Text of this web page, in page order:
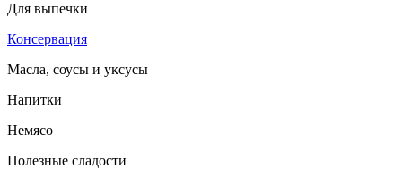
Для выпечки
Консервация
Масла, соусы и уксусы
Напитки
Немясо
Полезные сладости